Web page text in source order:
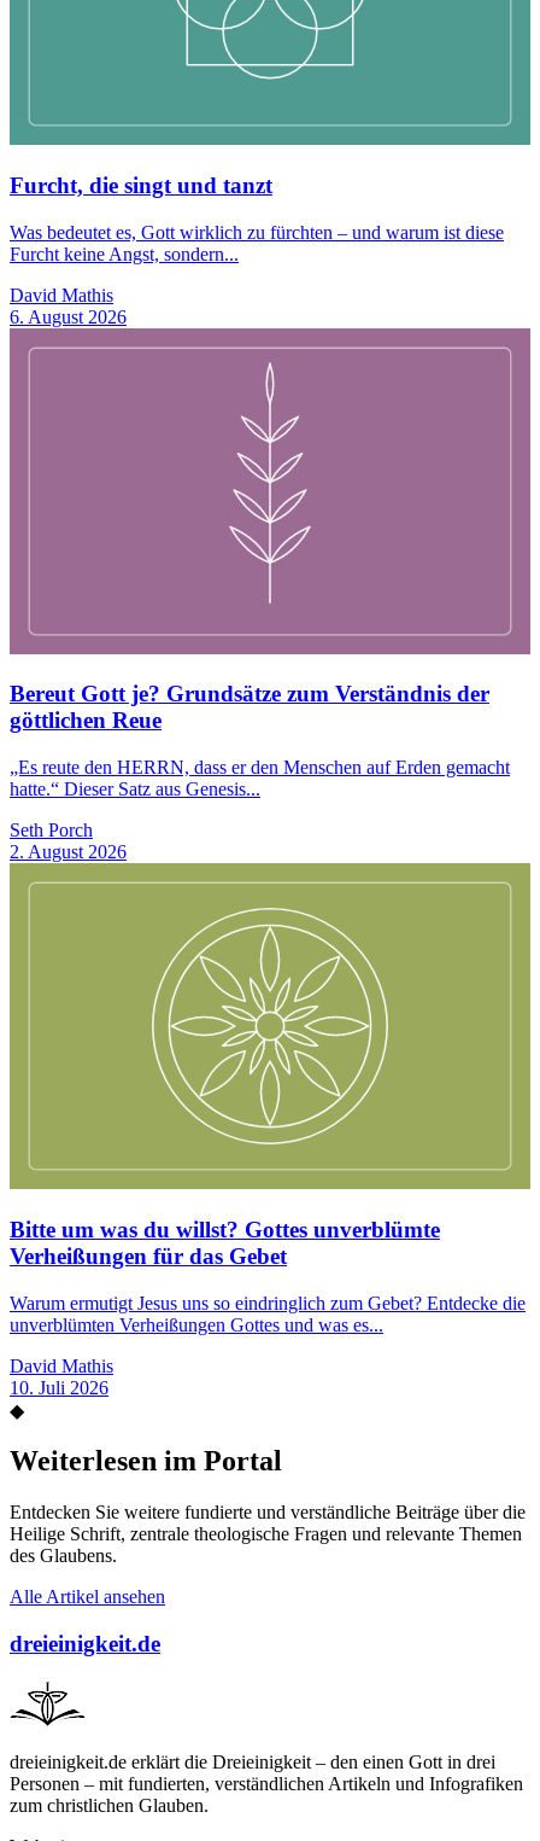
Furcht, die singt und tanzt
Was bedeutet es, Gott wirklich zu fürchten – und warum ist diese
Furcht keine Angst, sondern...
David Mathis
6. August 2026
Bereut Gott je? Grundsätze zum Verständnis der
göttlichen Reue
„Es reute den HERRN, dass er den Menschen auf Erden gemacht
hatte.“ Dieser Satz aus Genesis...
Seth Porch
2. August 2026
Bitte um was du willst? Gottes unverblümte
Verheißungen für das Gebet
Warum ermutigt Jesus uns so eindringlich zum Gebet? Entdecke die
unverblümten Verheißungen Gottes und was es...
David Mathis
10. Juli 2026
◆
Weiterlesen im Portal
Entdecken Sie weitere fundierte und verständliche Beiträge über die
Heilige Schrift, zentrale theologische Fragen und relevante Themen
des Glaubens.
Alle Artikel ansehen
dreieinigkeit.de
dreieinigkeit.de erklärt die Dreieinigkeit – den einen Gott in drei
Personen – mit fundierten, verständlichen Artikeln und Infografiken
zum christlichen Glauben.